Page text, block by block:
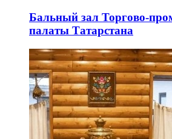
Бальный зал Торгово-
палаты Татарстана